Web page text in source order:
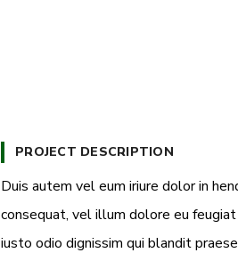
PROJECT DESCRIPTION
Duis autem vel eum iriure dolor in
consequat, vel illum dolore eu
iusto odio dignissim qui blandit